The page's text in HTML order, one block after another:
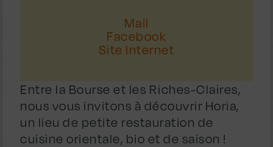
Mail
Facebook
Site Internet
Entre la Bourse et les Riches-Claires,
nous vous invitons à découvrir Horia,
un lieu de petite restauration de
cuisine orientale, bio et de saison !